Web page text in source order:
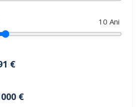
10 Ani
€
€